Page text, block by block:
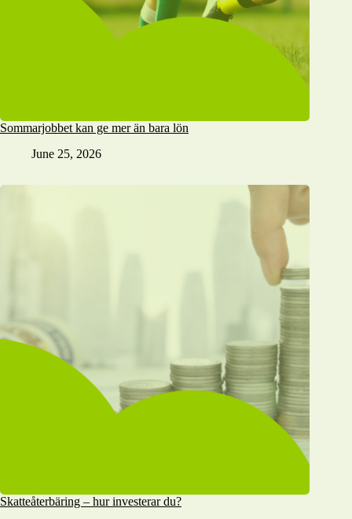
Sommarjobbet kan ge mer än bara lön
June 25, 2026
Skatteåterbäring – hur investerar du?